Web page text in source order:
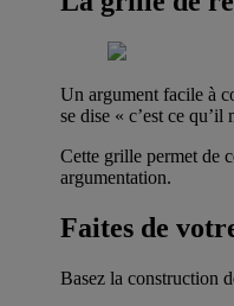
Un argument facile à
se dise « c’est ce qu’il
Cette grille permet de
argumentation.
Faites de
Basez la construction